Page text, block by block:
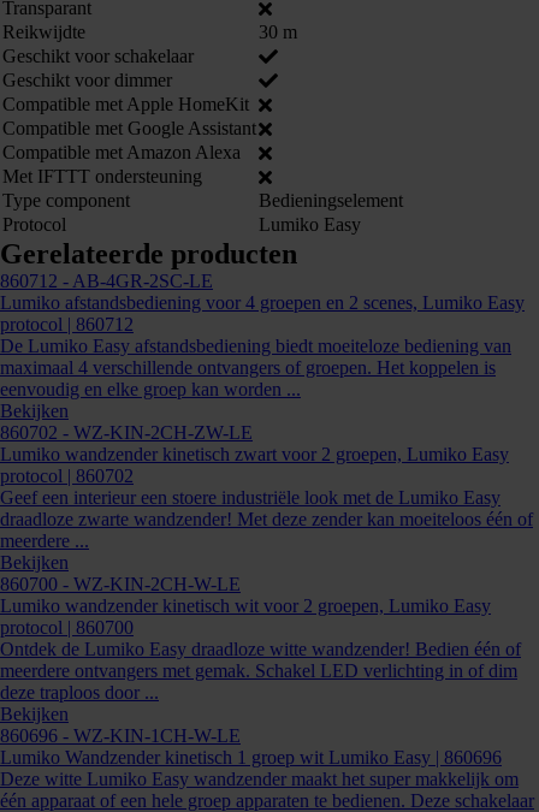
Transparant
Reikwijdte
30 m
Geschikt voor schakelaar
Geschikt voor dimmer
Compatible met Apple HomeKit
Compatible met Google Assistant
Compatible met Amazon Alexa
Met IFTTT ondersteuning
Type component
Bedieningselement
Protocol
Lumiko Easy
Gerelateerde producten
860712 - AB-4GR-2SC-LE
Lumiko afstandsbediening voor 4 groepen en 2 scenes, Lumiko Easy
protocol | 860712
De Lumiko Easy afstandsbediening biedt moeiteloze bediening van
maximaal 4 verschillende ontvangers of groepen. Het koppelen is
eenvoudig en elke groep kan worden ...
Bekijken
860702 - WZ-KIN-2CH-ZW-LE
Lumiko wandzender kinetisch zwart voor 2 groepen, Lumiko Easy
protocol | 860702
Geef een interieur een stoere industriële look met de Lumiko Easy
draadloze zwarte wandzender! Met deze zender kan moeiteloos één of
meerdere ...
Bekijken
860700 - WZ-KIN-2CH-W-LE
Lumiko wandzender kinetisch wit voor 2 groepen, Lumiko Easy
protocol | 860700
Ontdek de Lumiko Easy draadloze witte wandzender! Bedien één of
meerdere ontvangers met gemak. Schakel LED verlichting in of dim
deze traploos door ...
Bekijken
860696 - WZ-KIN-1CH-W-LE
Lumiko Wandzender kinetisch 1 groep wit Lumiko Easy | 860696
Deze witte Lumiko Easy wandzender maakt het super makkelijk om
één apparaat of een hele groep apparaten te bedienen. Deze schakelaar
860698